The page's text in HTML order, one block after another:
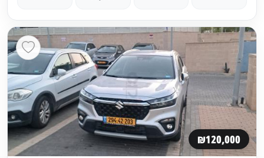
₪120,000